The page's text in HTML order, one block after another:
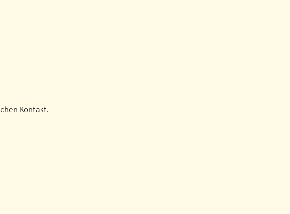
Kontakt.